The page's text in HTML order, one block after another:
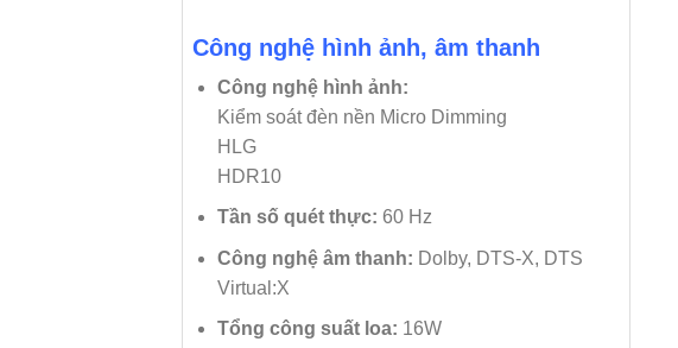
Công nghệ hình ảnh, âm thanh
Công nghệ hình ảnh:
Kiểm soát đèn nền Micro Dimming
HLG
HDR10
Tần số quét thực: 60 Hz
Công nghệ âm thanh: Dolby, DTS-X, DTS
Virtual:X
Tổng công suất loa: 16W